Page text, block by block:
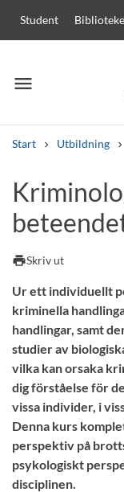
Student
menu
Meny
Start Utbildning
Andra
Kurser och
printSkriv ut
Ur ett individuellt
kriminella
handlingar, samt
studier av
vilka kan orsaka
dig förståelse för
vissa individer, i
Denna kurs
perspektiv på
psykologiskt
disciplinen.